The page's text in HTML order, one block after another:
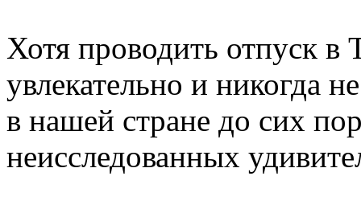
Хотя проводить отпуск в
увлекательно и никогда
в нашей стране до сих
неисследованных